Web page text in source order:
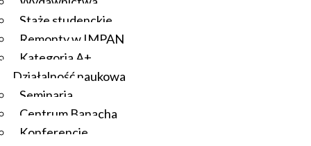
Staże studenckie
Remonty w IMPAN
Kategoria A+
Działalność naukowa
Seminaria
Centrum Banacha
Konferencje